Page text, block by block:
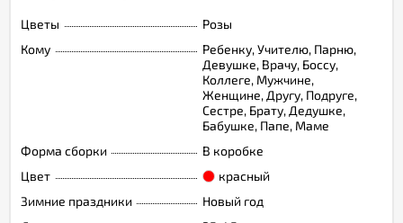
Цветы
Розы
Кому
Ребенку, Учителю, Парню,
Девушке, Врачу, Боссу,
Коллеге, Мужчине,
Женщине, Другу, Подруге,
Сестре, Брату, Дедушке,
Бабушке, Папе, Маме
Форма сборки
В коробке
Цвет
красный
Зимние праздники
Новый год